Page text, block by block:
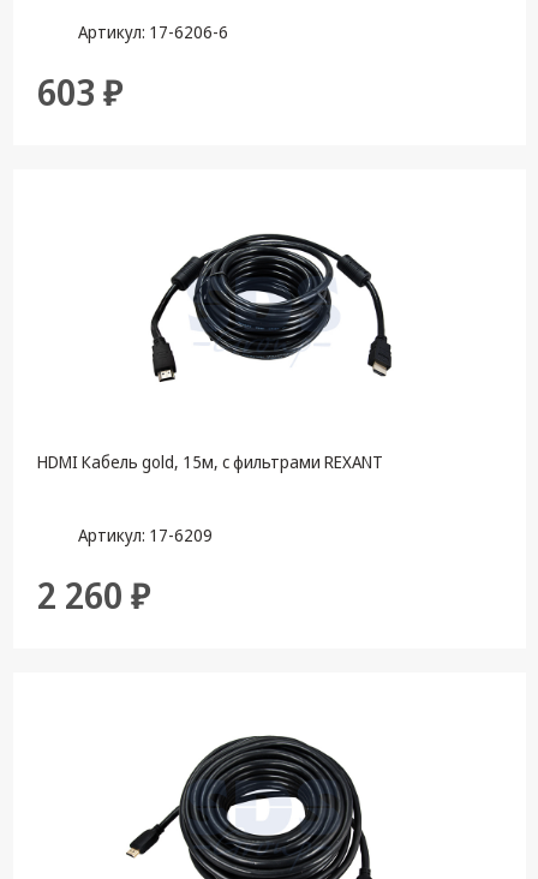
Артикул: 17-6206-6
603 ₽
HDMI Кабель gold, 15м, с фильтрами REXANT
Артикул: 17-6209
2 260 ₽